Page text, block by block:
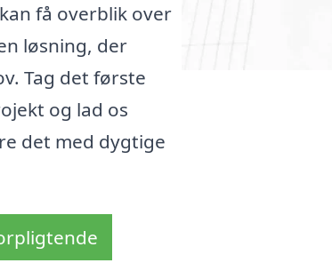
få overblik over
løsning, der
Tag det første
og lad os
det med dygtige